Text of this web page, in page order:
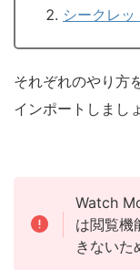
シークレ
それぞれのやり方
インポートしまし
Watch
は閲覧機
きないた